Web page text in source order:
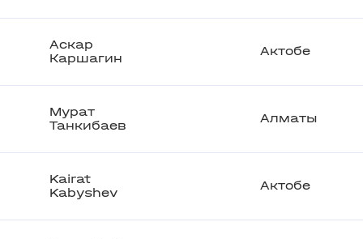
Аскар
Каршагин
Актобе
Мурат
Танкибаев
Алматы
Kairat
Kabyshev
Актобе